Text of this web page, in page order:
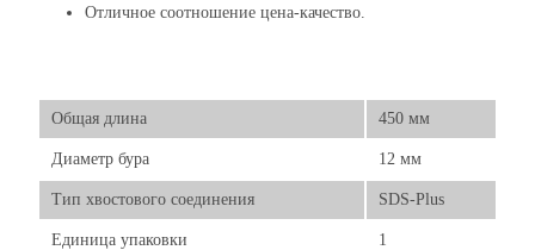
Отличное соотношение цена-качество.
Общая длина 450 мм
Диаметр бура 12 мм
Тип хвостового соединения SDS-Plus
Единица упаковки 1